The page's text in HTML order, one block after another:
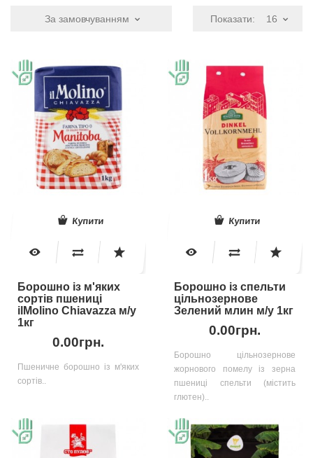
За замовчуванням Показати: 16
Купити
Борошно із м'яких
сортів пшениці
ilMolino Chiavazza м/у
1кг
0.00грн.
Пшеничне борошно із м'яких
сортів..
Купити
Борошно із спельти
цільнозернове
Зелений млин м/у 1кг
0.00грн.
Борошно цільнозернове
жорнового помелу із зерна
пшениці спельти (містить
глютен)..